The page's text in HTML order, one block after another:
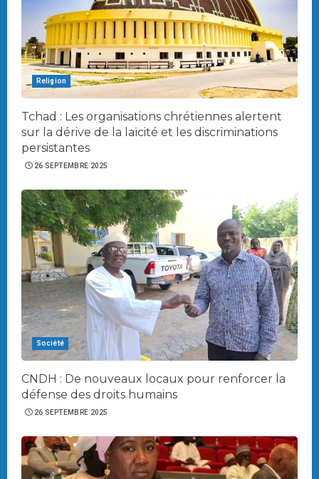
Religion
Tchad : Les organisations chrétiennes alertent
sur la dérive de la laïcité et les discriminations
persistantes
26 SEPTEMBRE 2025
Société
CNDH : De nouveaux locaux pour renforcer la
défense des droits humains
26 SEPTEMBRE 2025